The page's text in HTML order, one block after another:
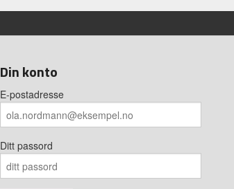
Din konto
E-postadresse
Ditt passord